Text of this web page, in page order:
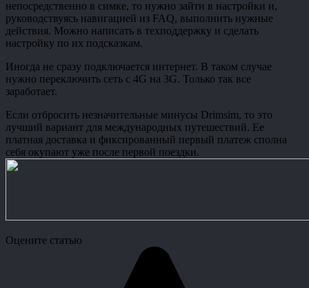
непосредственно в симке, то нужно зайти в настройки и,
руководствуясь навигацией из FAQ, выполнить нужные
действия. Можно написать в техподдержку и сделать
настройку по их подсказкам.
Иногда не сразу подключается интернет. В таком случае
нужно переключить сеть с 4G на 3G. Только так все
заработает.
Если отбросить незначительные минусы Drimsim, то это
лучший вариант для международных путешествий. Ее
платная доставка и фиксированный первый платеж сполна
себя окупают уже после первой поездки.
Оцените статью